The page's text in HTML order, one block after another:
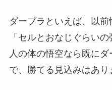
ダーブラといえば、以
「セルとおなじぐらい
人の体の悟空なら既に
で、勝てる見込みはあり